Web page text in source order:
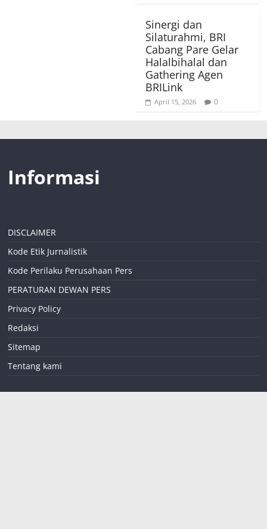
Sinergi dan
Silaturahmi, BRI
Cabang Pare Gelar
Halalbihalal dan
Gathering Agen
BRILink
April 15, 2026 0
Informasi
DISCLAIMER
Kode Etik Jurnalistik
Kode Perilaku Perusahaan Pers
PERATURAN DEWAN PERS
Privacy Policy
Redaksi
Sitemap
Tentang kami